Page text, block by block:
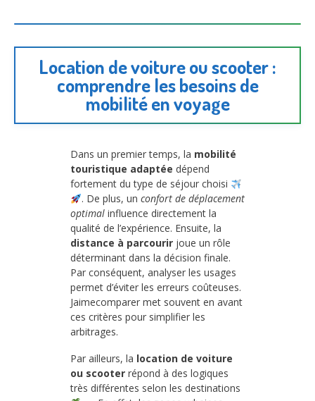
Location de voiture ou scooter :
comprendre les besoins de
mobilité en voyage
Dans un premier temps, la mobilité
touristique adaptée dépend
fortement du type de séjour choisi
. De plus, un confort de déplacement
optimal influence directement la
qualité de l’expérience. Ensuite, la
distance à parcourir joue un rôle
déterminant dans la décision finale.
Par conséquent, analyser les usages
permet d’éviter les erreurs coûteuses.
Jaimecomparer met souvent en avant
ces critères pour simplifier les
arbitrages.
Par ailleurs, la location de voiture
ou scooter répond à des logiques
très différentes selon les destinations